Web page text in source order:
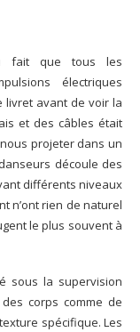
fait que tous les
électriques
livret avant de voir la
et des câbles était
projeter dans un
découle des
différents niveaux
n’ont rien de naturel
le plus souvent à
sous la supervision
corps comme de
spécifique. Les